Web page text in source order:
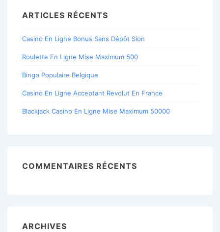
ARTICLES RÉCENTS
Casino En Ligne Bonus Sans Dépôt Sion
Roulette En Ligne Mise Maximum 500
Bingo Populaire Belgique
Casino En Ligne Acceptant Revolut En France
Blackjack Casino En Ligne Mise Maximum 50000
COMMENTAIRES RÉCENTS
ARCHIVES